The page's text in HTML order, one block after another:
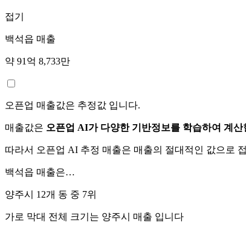
접기
백석읍 매출
약 91억 8,733만
오픈업 매출값은 추정값 입니다.
매출값은 오픈업 AI가 다양한 기반정보를 학습하여 계산
따라서 오픈업 AI 추정 매출은 매출의 절대적인 값으로
백석읍 매출은…
양주시 12개 동 중 7위
가로 막대 전체 크기는 양주시 매출 입니다